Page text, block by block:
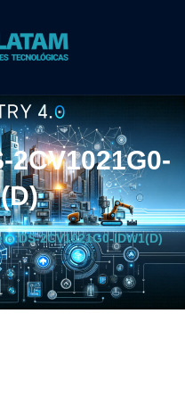
2CV1021G0-
2CV1021G0-IDW1(D)